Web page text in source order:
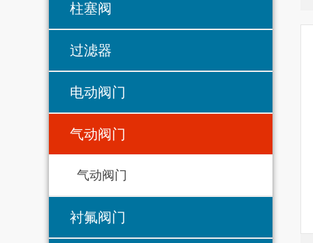
柱塞阀
过滤器
电动阀门
气动阀门
气动阀门
衬氟阀门